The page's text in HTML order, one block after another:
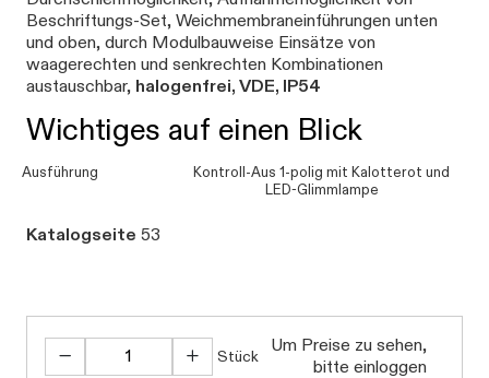
Beschriftungs-Set, Weichmembraneinführungen unten
und oben, durch Modulbauweise Einsätze von
waagerechten und senkrechten Kombinationen
austauschbar, halogenfrei, VDE, IP54
Wichtiges auf einen Blick
Ausführung
Kontroll-Aus 1-polig mit Kalotterot und
LED-Glimmlampe
Katalogseite 53
Stück
Um Preise zu sehen,
bitte einloggen